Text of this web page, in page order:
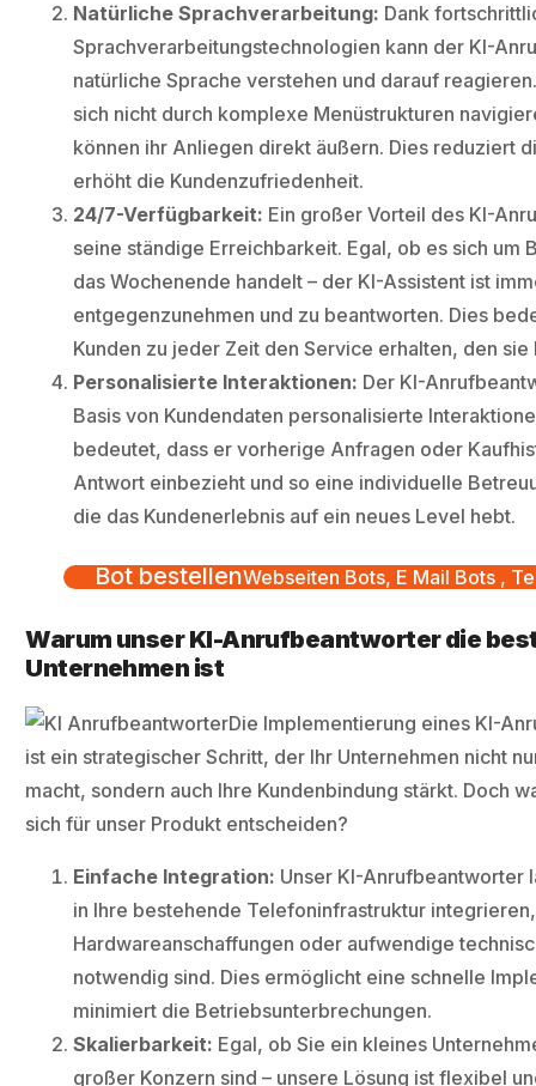
Natürliche Sprachverarbeitung: Dank
Sprachverarbeitungstechnologien kann der KI-
natürliche Sprache verstehen und darauf
sich nicht durch komplexe Menüstrukturen
können ihr Anliegen direkt äußern. Dies reduziert
erhöht die Kundenzufriedenheit.
24/7-Verfügbarkeit: Ein großer Vorteil des KI-
seine ständige Erreichbarkeit. Egal, ob es sich um
das Wochenende handelt – der KI-Assistent ist
entgegenzunehmen und zu beantworten. Dies
Kunden zu jeder Zeit den Service erhalten, den
Personalisierte Interaktionen: Der KI-
Basis von Kundendaten personalisierte
bedeutet, dass er vorherige Anfragen oder
Antwort einbezieht und so eine individuelle
die das Kundenerlebnis auf ein neues Level hebt.
Bot bestellenWebseiten Bots, E Mail Bots ,
Warum unser KI-Anrufbeantworter die
Unternehmen ist
Die Implementierung eines KI-
ist ein strategischer Schritt, der Ihr Unternehmen nicht
macht, sondern auch Ihre Kundenbindung stärkt. Doch
sich für unser Produkt entscheiden?
Einfache Integration: Unser KI-Anrufbeantworter
in Ihre bestehende Telefoninfrastruktur
Hardwareanschaffungen oder aufwendige
notwendig sind. Dies ermöglicht eine schnelle
minimiert die Betriebsunterbrechungen.
Skalierbarkeit: Egal, ob Sie ein kleines
großer Konzern sind – unsere Lösung ist flexibel